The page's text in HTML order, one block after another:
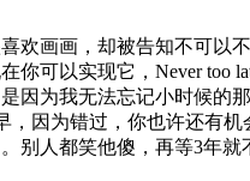
画画，却被告知不可以
可以实现它，Never too
因为我无法忘记小时候的
因为错过，你也许还有
别人都笑他傻，再等3年